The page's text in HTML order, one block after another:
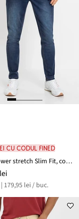
cu codul FINED
Blugi power stretch Slim Fit, conici (2buc./pac.)
179,95 lei / buc.